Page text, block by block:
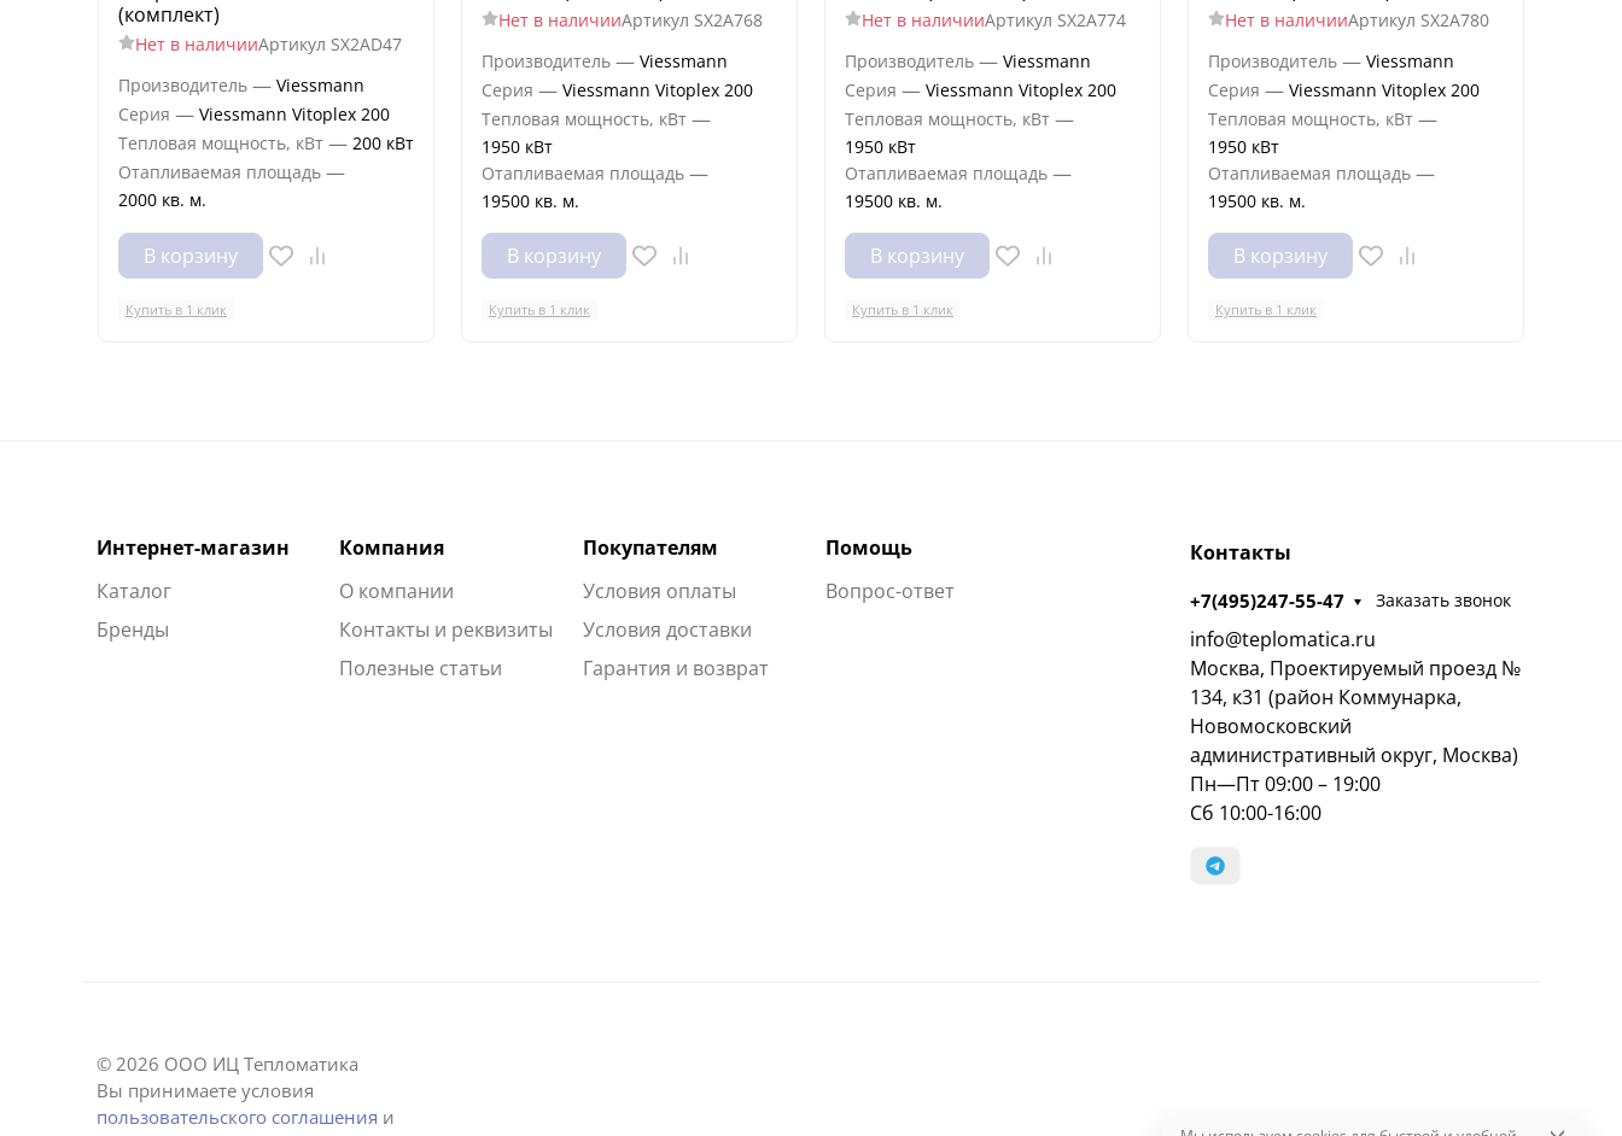
(комплект)
Нет в наличииАртикул SX2AD47
Производитель — Viessmann
Серия — Viessmann Vitoplex 200
Тепловая мощность, кВт — 200 кВт
Отапливаемая площадь —
2000 кв. м.
В корзину
Купить в 1 клик
Нет в наличииАртикул SX2A768
Производитель — Viessmann
Серия — Viessmann Vitoplex 200
Тепловая мощность, кВт —
1950 кВт
Отапливаемая площадь —
19500 кв. м.
В корзину
Купить в 1 клик
Нет в наличииАртикул SX2A774
Производитель — Viessmann
Серия — Viessmann Vitoplex 200
Тепловая мощность, кВт —
1950 кВт
Отапливаемая площадь —
19500 кв. м.
В корзину
Купить в 1 клик
Нет в наличииАртикул SX2A780
Производитель — Viessmann
Серия — Viessmann Vitoplex 200
Тепловая мощность, кВт —
1950 кВт
Отапливаемая площадь —
19500 кв. м.
В корзину
Купить в 1 клик
Интернет-магазин
Каталог
Бренды
Компания
О компании
Контакты и реквизиты
Полезные статьи
Покупателям
Условия оплаты
Условия доставки
Гарантия и возврат
Помощь
Вопрос-ответ
Контакты
+7(495)247-55-47 Заказать звонок
info@teplomatica.ru
Москва, Проектируемый проезд №
134, к31 (район Коммунарка,
Новомосковский
административный округ, Москва)
Пн—Пт 09:00 – 19:00
Сб 10:00-16:00
© 2026 ООО ИЦ Тепломатика
Вы принимаете условия
пользовательского соглашения и